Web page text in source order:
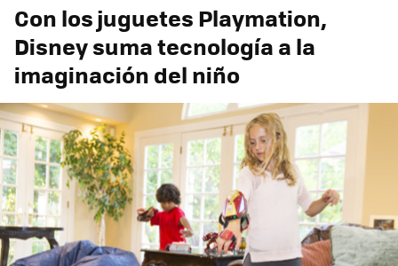
Con los juguetes Playmation,
Disney suma tecnología a la
imaginación del niño